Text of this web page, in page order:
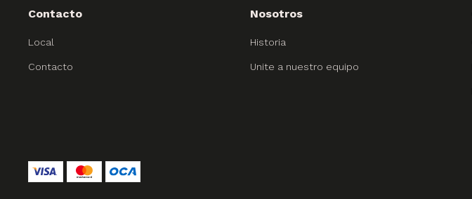
Contacto
Local
Contacto
Nosotros
Historia
Unite a nuestro equipo